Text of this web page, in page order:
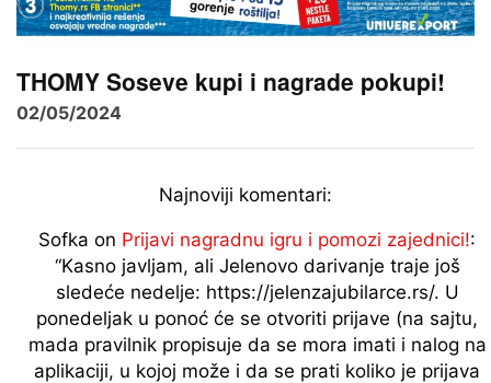
THOMY Soseve kupi i nagrade pokupi!
02/05/2024
Najnoviji komentari:
Sofka on Prijavi nagradnu igru i pomozi zajednici!:
“Kasno javljam, ali Jelenovo darivanje traje još
sledeće nedelje: https://jelenzajubilarce.rs/. U
ponedeljak u ponoć će se otvoriti prijave (na sajtu,
mada pravilnik propisuje da se mora imati i nalog na
aplikaciji, u kojoj može i da se prati koliko je prijava